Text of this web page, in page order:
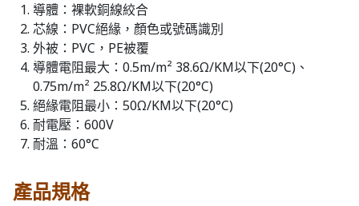
導體：裸軟銅線絞合
芯線：PVC絕緣，顏色或號碼識別
外被：PVC，PE被覆
導體電阻最大：0.5m/m² 38.6Ω/KM以下(20°C)、
0.75m/m² 25.8Ω/KM以下(20°C)
絕緣電阻最小：50Ω/KM以下(20°C)
耐電壓：600V
耐溫：60°C
產品規格